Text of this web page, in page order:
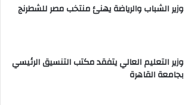
وزير الشباب والرياضة يهنئ منتخب مصر للشطرنج
وزير التعليم العالي يتفقد مكتب التنسيق الرئيسي
بجامعة القاهرة